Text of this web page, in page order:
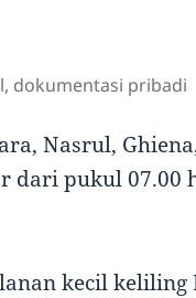
dokumentasi pribadi
Nasrul,
dari pukul 07.00
kecil keliling